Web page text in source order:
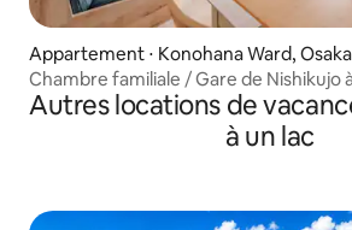
Appartement ⋅ Konohana Ward, Osaka
Chambre familiale / Gare de Nishikujo
Accès direct à USJ à 5 min | Accès
Autres locations de
à un lac